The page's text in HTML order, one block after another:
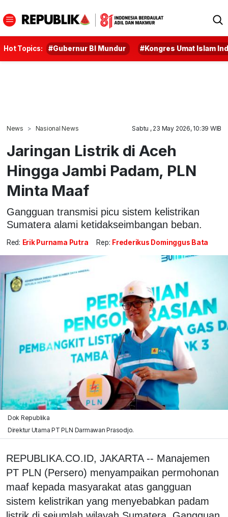
Hot Topics: #Gubernur BI Mundur #Kongres Umat Islam
News Nasional News Sabtu , 23 May 2026, 10:39 WIB
Jaringan Listrik di Aceh
Hingga Jambi Padam, PLN
Minta Maaf
Gangguan transmisi picu sistem kelistrikan
Sumatera alami ketidakseimbangan beban.
Red: Erik Purnama Putra Rep: Frederikus Dominggus Bata
Dok Republika
Direktur Utama PT PLN Darmawan Prasodjo.
REPUBLIKA.CO.ID, JAKARTA -- Manajemen
PT PLN (Persero) menyampaikan permohonan
maaf kepada masyarakat atas gangguan
sistem kelistrikan yang menyebabkan padam